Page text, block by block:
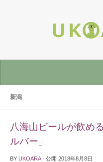
新潟
八海山ビールが飲め
ルバー」
BY UKOARA · 公開 2018年8月8日